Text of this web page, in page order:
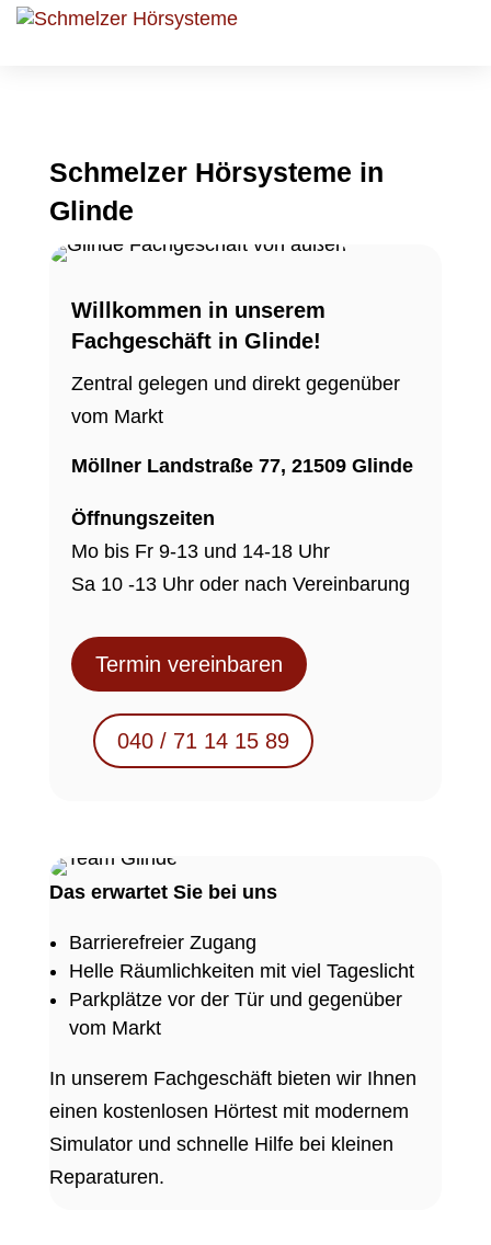
Schmelzer Hörsysteme in
Glinde
Willkommen in unserem
Fachgeschäft in Glinde!
Zentral gelegen und direkt gegenüber
vom Markt
Möllner Landstraße 77, 21509 Glinde
Öffnungszeiten
Mo bis Fr 9-13 und 14-18 Uhr
Sa 10 -13 Uhr oder nach Vereinbarung
Termin vereinbaren
040 / 71 14 15 89
Das erwartet Sie bei uns
Barrierefreier Zugang
Helle Räumlichkeiten mit viel Tageslicht
Parkplätze vor der Tür und gegenüber
vom Markt
In unserem Fachgeschäft bieten wir Ihnen
einen kostenlosen Hörtest mit modernem
Simulator und schnelle Hilfe bei kleinen
Reparaturen.